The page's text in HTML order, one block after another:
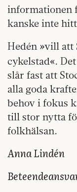
informationen
kanske inte
Hedén »vill att
cykelstad«.
slår fast att
alla goda
behov i fokus
till stor nytta
folkhälsan.
Anna Lindén